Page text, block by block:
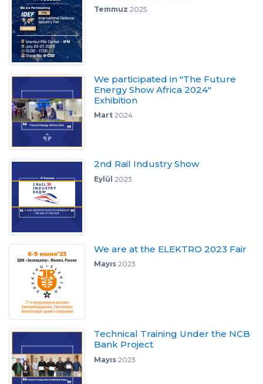
Temmuz 2025
We participated in "The Future
Energy Show Africa 2024"
Exhibition
Mart2024
2nd Rail Industry Show
Eylül 2023
We are at the ELEKTRO 2023 Fair
Mayıs2023
Technical Training Under the NCB
Bank Project
Mayıs2023